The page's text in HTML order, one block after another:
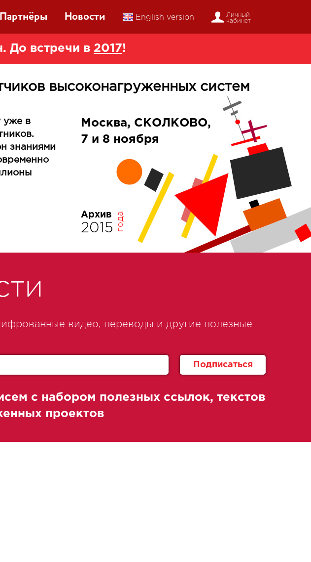
Партнёры Новости English version
Личный
кабинет
До встречи в 2017!
высоконагруженных систем
Москва, СКОЛКОВО,
7 и 8 ноября
Архив
2015 года
уже в
знаниями
видео, переводы и другие полезные
с набором полезных ссылок, текстов
проектов